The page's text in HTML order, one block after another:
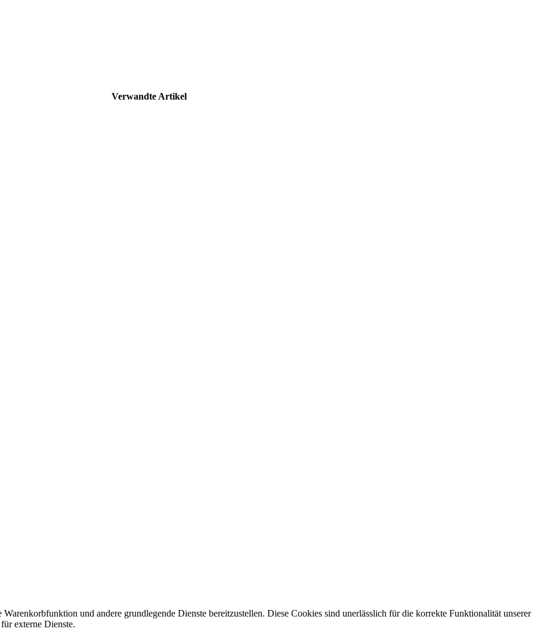
Verwandte Artikel
und andere grundlegende Dienste bereitzustellen. Diese Cookies sind unerlässlich für die korrekte Funktionalität unserer
externe Dienste.